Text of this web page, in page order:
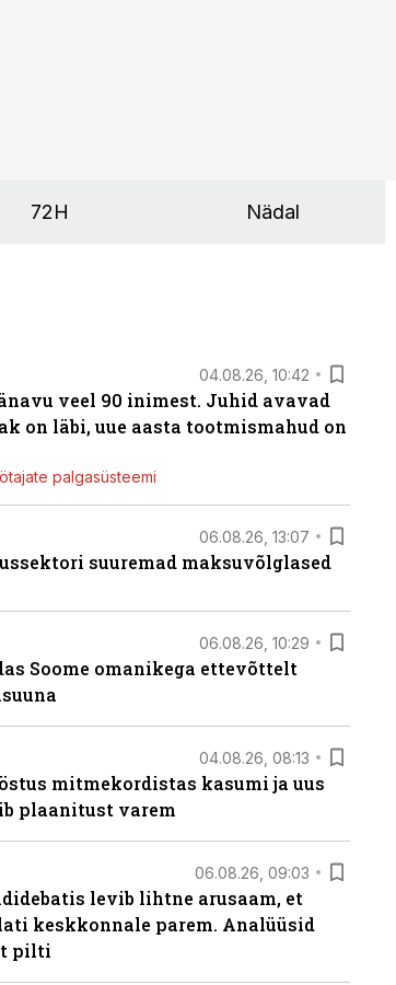
72H Nädal
04.08.26, 10:42
veel 90 inimest. Juhid avavad
on läbi, uue aasta tootmismahud on
palgasüsteemi
06.08.26, 13:07
suuremad maksuvõlglased
06.08.26, 10:29
Soome omanikega ettevõttelt
04.08.26, 08:13
mitmekordistas kasumi ja uus
plaanitust varem
06.08.26, 09:03
levib lihtne arusaam, et
keskkonnale parem. Analüüsid
pilti